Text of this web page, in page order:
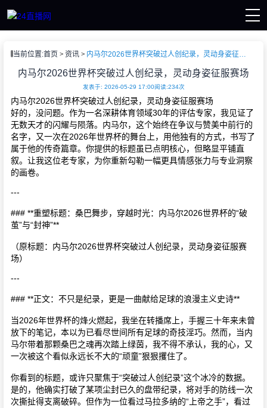
播
当前位置:首页 资讯 内马尔2026世界杯突破过人创纪录，灵动身姿征服赛场
内马尔2026世界杯突破过人创纪录，灵动身姿征服赛场
发表于: 2026-05-29 17:00阅读:234次
内马尔2026世界杯突破过人创纪录，灵动身姿征服赛场
好的，没问题。作为一名深耕体育领域30年的评估专家，我见证了
无数天才的闪耀与陨落。内马尔，这个始终在争议与赞美中前行的
名字，又一次在2026年世界杯的舞台上，用他独有的方式，书写了
属于他的传奇篇章。你提供的标题虽已点明核心，但略显平铺直
叙。让我这位老专家，为你重新勾勒一幅更具情感张力与专业洞察
的画卷。
---
### **重塑标题：桑巴舞步，穿越时光：内马尔2026世界杯的“破
茧”与“封神”**
（原标题：内马尔2026世界杯突破过人创纪录，灵动身姿征服赛
场）
---
### **正文：不只是纪录，更是一曲献给足球的浪漫主义史诗**
当2026年世界杯的烽火燃起，我坐在转播席上，手握三十年来未曾
放下的笔记，本以为已看尽世间所有足球的奇技淫巧。然而，当内
马尔带着那颗桑巴之魂再次踏上绿茵，我不得不承认，我的心，又
一次被这个看似永远长不大的“顽童”狠狠攫住了。
你看到的标题，或许只聚焦于“突破过人创纪录”这个冰冷的数据。
是的，他确实打破了某项尘封已久的盘带纪录，将对手的防线一次
次撕扯得支离破碎。但作为一位看过马拉多纳的“上帝之手”，看过